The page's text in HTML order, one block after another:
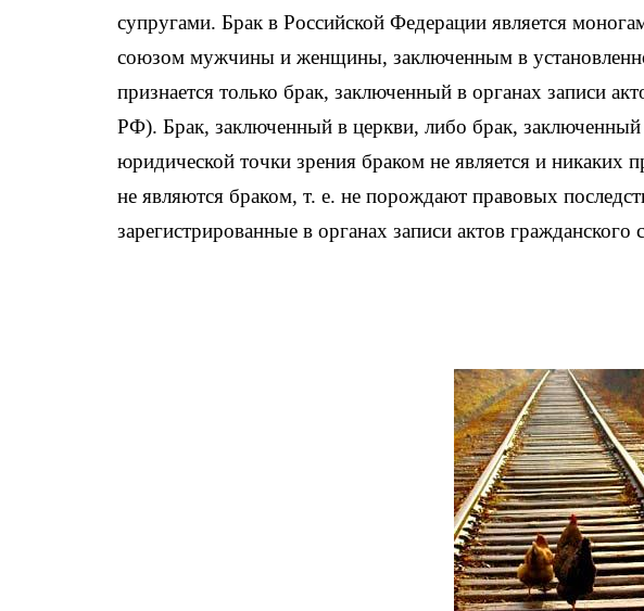
супругами. Брак в Российской Федерации является
союзом мужчины и женщины, заключенным в
признается только брак, заключенный в органах записи
РФ). Брак, заключенный в церкви, либо брак,
юридической точки зрения браком не является и никаких
не являются браком, т. е. не порождают правовых
зарегистрированные в органах записи актов гражданского